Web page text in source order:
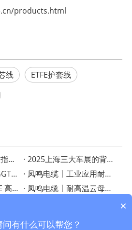
products.html
线
ETFE护套线
凤鸣电缆UL认证选型指南：如何根据应用选择合适的高温线？
2025上海三大车展的背后——凤鸣电缆以高温黑科技赋能新能源与智能制造
凤鸣电缆丨多功能TGGT耐热线：高温应用的可靠解决方案
凤鸣电缆丨工业应用耐热电线指南
凤鸣电缆丨使用 PTFE 高温线增强性能
凤鸣电缆丨耐高温云母线，质量可靠，耐温500度
×
有什么可以帮您？